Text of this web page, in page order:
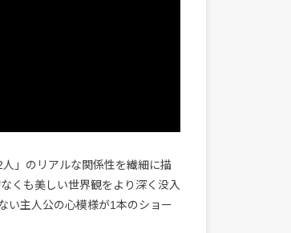
」のリアルな関係性を繊細に描
くも美しい世界観をより深く没入
い主人公の心模様が1本のショー